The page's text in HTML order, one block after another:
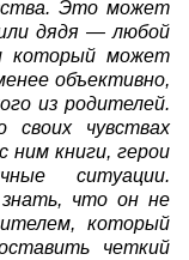
Это может
дядя — любой
который может
объективно,
из родителей.
своих чувствах
ним книги, герои
ситуации.
что он не
который
четкий